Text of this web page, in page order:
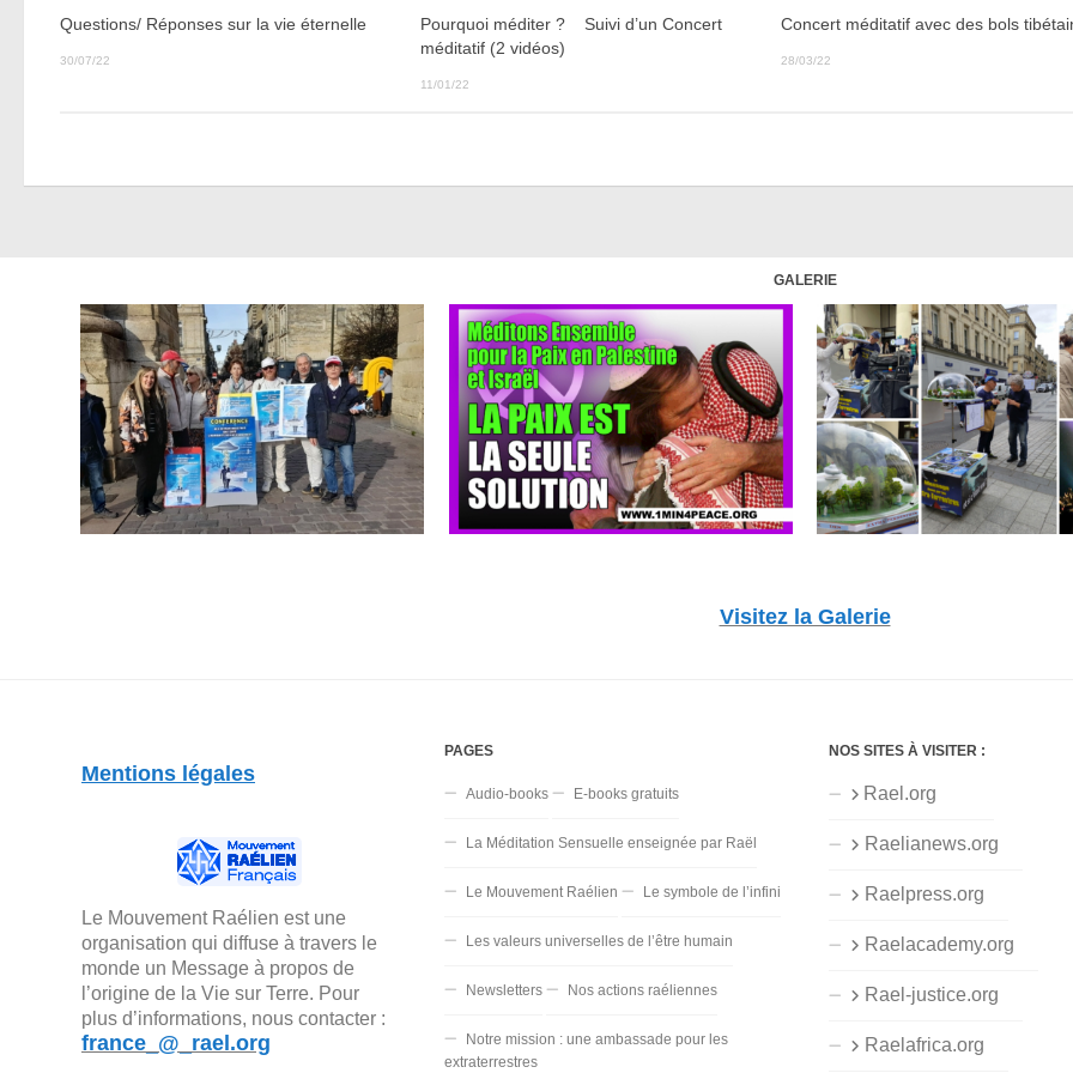
Questions/ Réponses sur la vie éternelle
30/07/22
Pourquoi méditer ? Suivi d’un Concert
méditatif (2 vidéos)
11/01/22
Concert méditatif avec des bols
28/03/22
GALERIE
Visitez la Galerie
Mentions légales
Le Mouvement Raélien est une
organisation qui diffuse à travers le
monde un Message à propos de
l’origine de la Vie sur Terre. Pour
plus d’informations, nous contacter :
france_@_rael.org
PAGES
Audio-books E-books gratuits
La Méditation Sensuelle enseignée par Raël
Le Mouvement Raélien Le symbole de l’infini
Les valeurs universelles de l’être humain
Newsletters Nos actions raéliennes
Notre mission : une ambassade pour les
extraterrestres
NOS SITES À VISITER :
Rael.org
Raelianews.org
Raelpress.org
Raelacademy.org
Rael-justice.org
Raelafrica.org